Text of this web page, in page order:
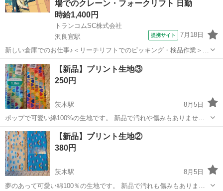
場でのクレーン・フォークリフト 日勤
時給1,400円
トランコムSC株式会社
沢良宜駅
提携サイト 7月18日
新しい倉庫でのお仕事♪＜リーチリフトでのピッキング・検品作業＞
お仕事内容 ★＋。お仕事内容。＋★ ￣￣￣￣￣￣￣￣￣￣￣￣￣￣
リーチリフトを使って、日用品(オムツなどの衛生用品・洗剤等)飲料・
お香の ピッキング作業...
大阪 茨木市 沢良宜駅 その他
【新品】プリント生地③
250円
茨木駅
8月5日
ポップで可愛い綿100%の生地です。 新品で汚れや傷みもありませ
ん。 使う予定がなくなったので、1つ200円でお譲りします。 サイ
ズ 幅110cm ✕ 長さ100cm まとめてご購入下さる場合は、お値段のご
相...
大阪 茨木市 茨木駅 その他 新品
【新品】プリント生地②
380円
茨木駅
8月5日
夢のあって可愛い綿100％の生地です。 新品で汚れも傷みもありませ